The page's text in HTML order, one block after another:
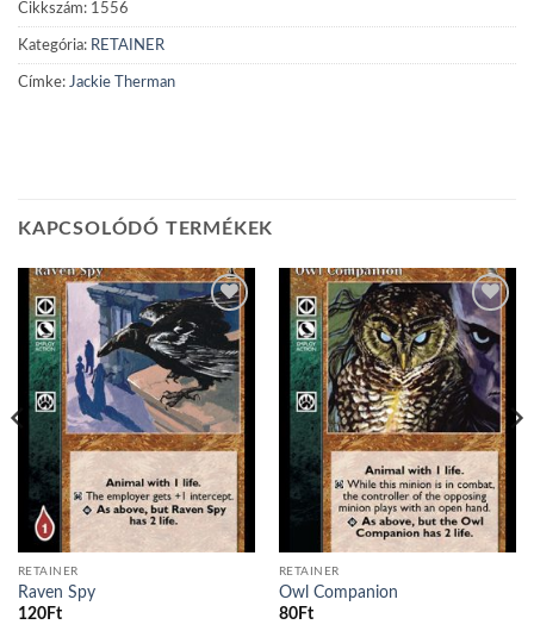
Cikkszám: 1556
Kategória: RETAINER
Címke: Jackie Therman
KAPCSOLÓDÓ TERMÉKEK
Add to
wishlist
RETAINER
Raven Spy
120Ft
Add to
wishlist
RETAINER
Owl Companion
80Ft